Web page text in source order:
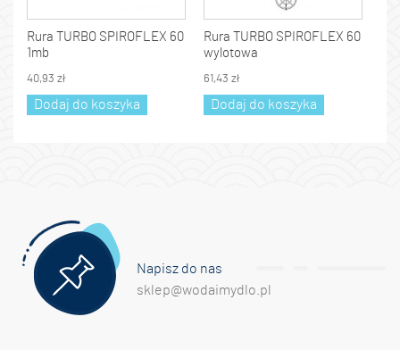
Rura TURBO SPIROFLEX 60
1mb
40,93 zł
Dodaj do koszyka
Rura TURBO SPIROFLEX 60
wylotowa
61,43 zł
Dodaj do koszyka
Napisz do nas
sklep@wodaimydlo.pl